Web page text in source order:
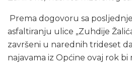
Prema dogovoru sa
asfaltiranju ulice „Zuhdije
završeni u narednih trideset
najavama iz Općine ovaj rok bi